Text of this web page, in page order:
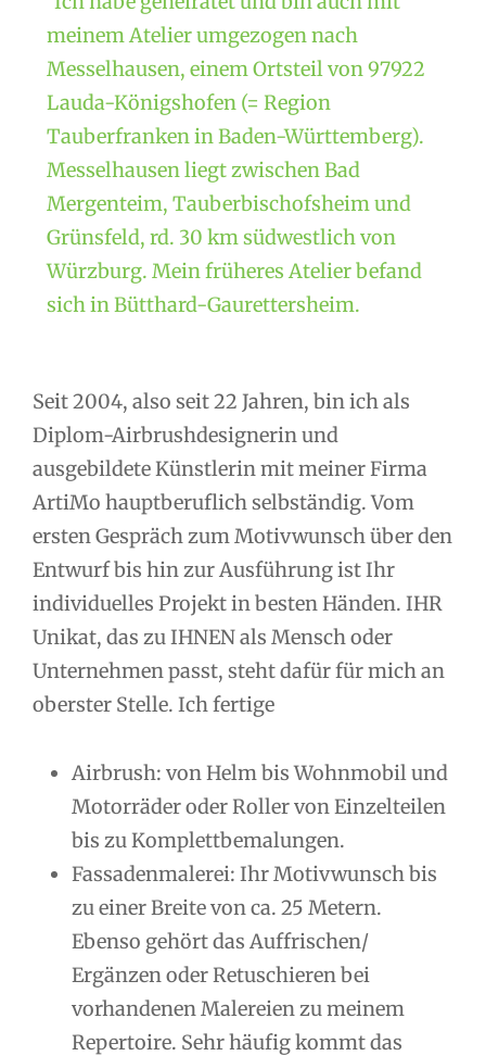
meinem Atelier umgezogen nach
Messelhausen, einem Ortsteil von 97922
Lauda-Königshofen (= Region
Tauberfranken in Baden-Württemberg).
Messelhausen liegt zwischen Bad
Mergenteim, Tauberbischofsheim und
Grünsfeld, rd. 30 km südwestlich von
Würzburg. Mein früheres Atelier befand
sich in Bütthard-Gaurettersheim.
Seit 2004, also seit 22 Jahren, bin ich als
Diplom-Airbrushdesignerin und
ausgebildete Künstlerin mit meiner Firma
ArtiMo hauptberuflich selbständig. Vom
ersten Gespräch zum Motivwunsch über den
Entwurf bis hin zur Ausführung ist Ihr
individuelles Projekt in besten Händen. IHR
Unikat, das zu IHNEN als Mensch oder
Unternehmen passt, steht dafür für mich an
oberster Stelle. Ich fertige
Airbrush: von Helm bis Wohnmobil und
Motorräder oder Roller von Einzelteilen
bis zu Komplettbemalungen.
Fassadenmalerei: Ihr Motivwunsch bis
zu einer Breite von ca. 25 Metern.
Ebenso gehört das Auffrischen/
Ergänzen oder Retuschieren bei
vorhandenen Malereien zu meinem
Repertoire. Sehr häufig kommt das